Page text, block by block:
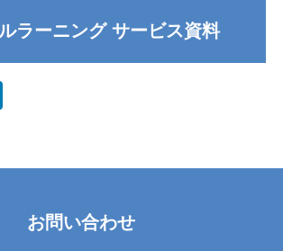
ラーニング サービス資料
Li
お問い合わせ